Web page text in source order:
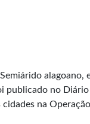
alagoano,
publicado no
na